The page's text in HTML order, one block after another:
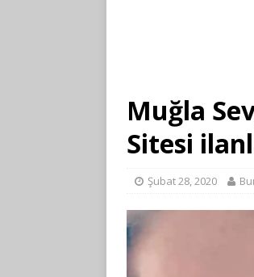
Muğla
Sitesi
Şubat 28, 2020